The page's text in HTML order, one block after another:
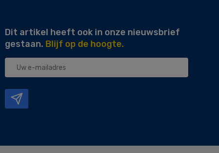
Dit artikel heeft ook in onze nieuwsbrief
gestaan. Blijf op de hoogte.
Uw